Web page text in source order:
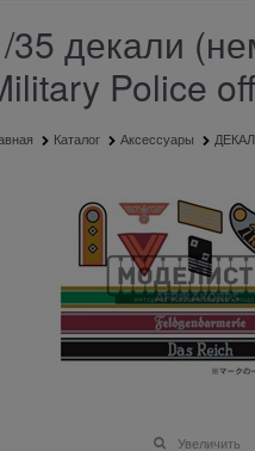
35 декали
Police
Каталог Аксессуары
Увеличить